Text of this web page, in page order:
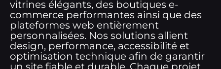
vitrines élégants, des boutiques e-
commerce performantes ainsi que des
plateformes web entièrement
personnalisées. Nos solutions allient
design, performance, accessibilité et
optimisation technique afin de garantir